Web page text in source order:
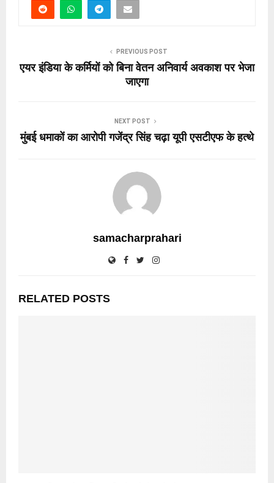
PREVIOUS POST
एयर इंडिया के कर्मियों को बिना वेतन अनिवार्य अवकाश पर भेजा
जाएगा
NEXT POST
मुंबई धमाकों का आरोपी गजेंद्र सिंह चढ़ा यूपी एसटीएफ के हत्थे
samacharprahari
RELATED POSTS